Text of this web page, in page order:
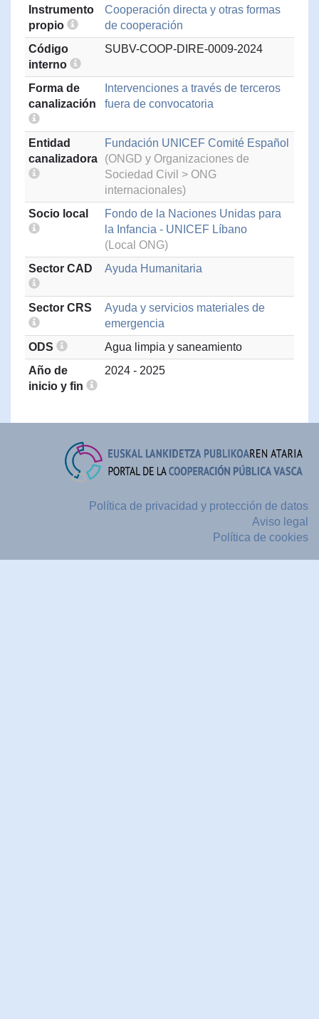
Instrumento
propio
Cooperación directa y otras formas
de cooperación
Código
interno
SUBV-COOP-DIRE-0009-2024
Forma de
canalización
Intervenciones a través de terceros
fuera de convocatoria
Entidad
canalizadora
Fundación UNICEF Comité Español
(ONGD y Organizaciones de
Sociedad Civil > ONG
internacionales)
Socio local
Fondo de la Naciones Unidas para
la Infancia - UNICEF Líbano
(Local ONG)
Sector CAD
Ayuda Humanitaria
Sector CRS
Ayuda y servicios materiales de
emergencia
ODS
Agua limpia y saneamiento
Año de
inicio y fin
2024 - 2025
Política de privacidad y protección de datos
Aviso legal
Política de cookies